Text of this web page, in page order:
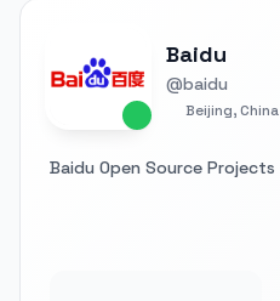
Baidu
@baidu
Beijing, China
Baidu Open Source Projects